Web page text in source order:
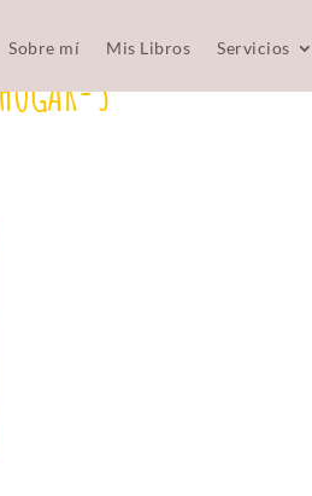
Sobre mí Mis Libros Servicios
3